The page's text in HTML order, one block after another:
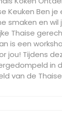
Keuken Ben
smaken en wil
Thaise
is een
jou! Tijdens
in
van de